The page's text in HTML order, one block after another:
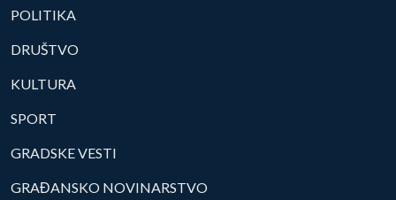
POLITIKA
DRUŠTVO
KULTURA
SPORT
GRADSKE VESTI
GRAĐANSKO NOVINARSTVO